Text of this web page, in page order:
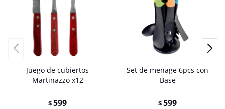
Juego de cubiertos
Martinazzo x12
$599
Set de menage 6pcs con
Base
$599